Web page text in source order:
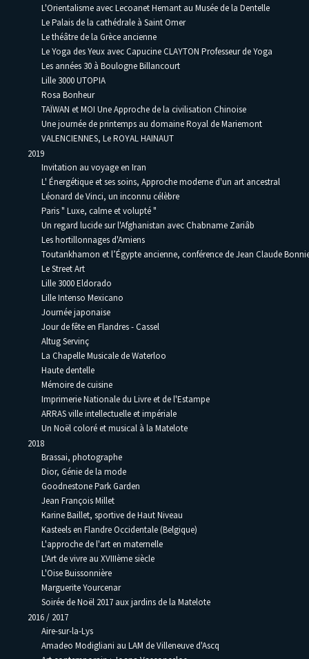
L'Orientalisme avec Lecoanet Hemant au Musée de la Dentelle
Le Palais de la cathédrale à Saint Omer
Le théâtre de la Grèce ancienne
Le Yoga des Yeux avec Capucine CLAYTON Professeur de Yoga
Les années 30 à Boulogne Billancourt
Lille 3000 UTOPIA
Rosa Bonheur
TAÏWAN et MOI Une Approche de la civilisation Chinoise
Une journée de printemps au domaine Royal de Mariemont
VALENCIENNES, Le ROYAL HAINAUT
2019
Invitation au voyage en Iran
L' Énergétique et ses soins, Approche moderne d'un art ancestral
Léonard de Vinci, un inconnu célèbre
Paris " Luxe, calme et volupté "
Un regard lucide sur l'Afghanistan avec Chabname Zariâb
Les hortillonnages d'Amiens
Toutankhamon et l’Égypte ancienne, conférence de Jean Claude
Le Street Art
Lille 3000 Eldorado
Lille Intenso Mexicano
Journée japonaise
Jour de fête en Flandres - Cassel
Altug Servinç
La Chapelle Musicale de Waterloo
Haute dentelle
Mémoire de cuisine
Imprimerie Nationale du Livre et de l'Estampe
ARRAS ville intellectuelle et impériale
Un Noël coloré et musical à la Matelote
2018
Brassai, photographe
Dior, Génie de la mode
Goodnestone Park Garden
Jean François Millet
Karine Baillet, sportive de Haut Niveau
Kasteels en Flandre Occidentale (Belgique)
L'approche de l'art en maternelle
L'Art de vivre au XVIIIème siècle
L'Oise Buissonnière
Marguerite Yourcenar
Soirée de Noël 2017 aux jardins de la Matelote
2016 / 2017
Aire-sur-la-Lys
Amadeo Modigliani au LAM de Villeneuve d'Ascq